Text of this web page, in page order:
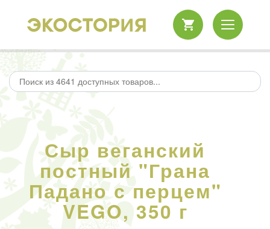
Сыр веганский
постный "Грана
Падано с перцем"
VEGO, 350 г